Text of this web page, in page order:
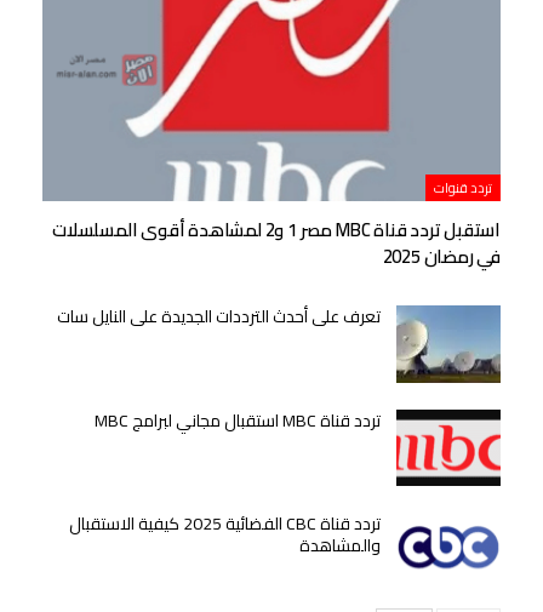
تردد قنوات
استقبل تردد قناة MBC مصر 1 و2 لمشاهدة أقوى المسلسلات
في رمضان 2025
تعرف على أحدث الترددات الجديدة على النايل سات
تردد قناة MBC استقبال مجاني لبرامج MBC
تردد قناة CBC الفضائية 2025 كيفية الاستقبال
والمشاهدة